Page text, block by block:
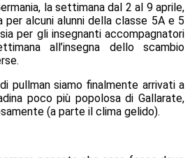
la settimana dal 2 al 9 aprile,
alcuni alunni della classe 5A e 5
per gli insegnanti accompagnatori
all’insegna dello scambio
pullman siamo finalmente arrivati a
poco più popolosa di Gallarate,
(a parte il clima gelido).